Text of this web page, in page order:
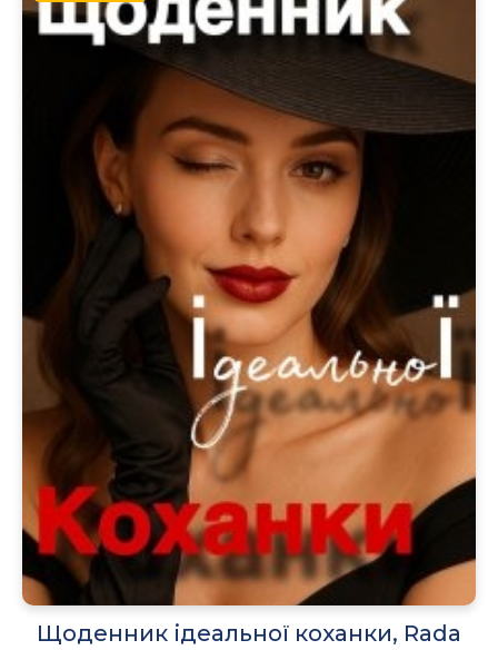
Щоденник ідеальної коханки, Rada